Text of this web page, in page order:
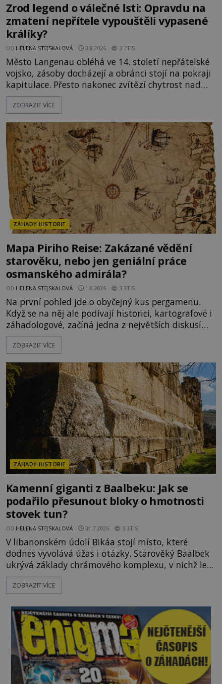
Zrod legend o válečné lsti: Opravdu na
zmatení nepřítele vypouštěli vypasené
králíky?
OD HELENA STEJSKALOVÁ 3.8.2026 3.2TIS
Město Langenau obléhá ve 14. století nepřátelské
vojsko, zásoby docházejí a obránci stojí na pokraji
kapitulace. Přesto nakonec zvítězí chytrost nad
hrubou silou. Podle staré německé legendy vypustí
obyvatelé za hradby dobře živeného králíka, aby
dost. Čas pracuje pro obléhatele. Ve městě ubývají
zásoby a každý den znamená další porci strádá
ZOBRAZIT VÍCE
ZÁHADY HISTORIE
Mapa Piriho Reise: Zakázané vědění
starověku, nebo jen geniální práce
osmanského admirála?
OD HELENA STEJSKALOVÁ 1.8.2026 3.3TIS
Na první pohled jde o obyčejný kus pergamenu.
Když se na něj ale podívají historici, kartografové i
záhadologové, začíná jedna z největších diskusí
moderní historie. Osmanský admirál Piri Reis roku
1513 kreslí mapu světa, která překvapuje
ní vidí důkaz ztracené civilizace nebo dokonce
znalost Antarktidy dávno před jejím objevením.
Jiní tvrdí,
ZOBRAZIT VÍCE
ZÁHADY HISTORIE
Kamenní giganti z Baalbeku: Jak se
podařilo přesunout bloky o hmotnosti
stovek tun?
OD HELENA STEJSKALOVÁ 31.7.2026 3.3TIS
V libanonském údolí Bikáa stojí místo, které
dodnes vyvolává úžas i otázky. Starověký Baalbek
ukrývá základy chrámového komplexu, v nichž leží
kameny tak obrovské, že se zdá téměř nemožné je
přesunout. Některé bloky váží kolem tisíce tun,
kolosů dokonce odhadem až 1650 tun. Jak lidé bez
moderních strojů dokázali takové giganty vytesat,
dopravit a přesně u
ZOBRAZIT VÍCE